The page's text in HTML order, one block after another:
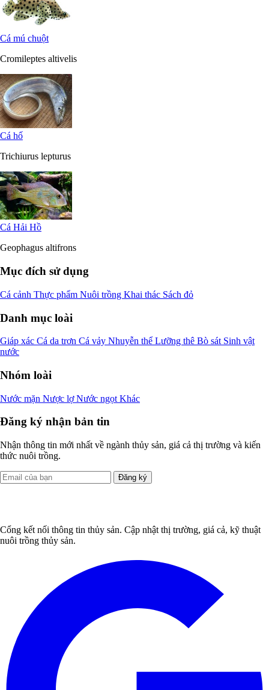
Cá mú chuột
Cromileptes altivelis
Cá hố
Trichiurus lepturus
Cá Hải Hồ
Geophagus altifrons
Mục đích sử dụng
Cá cảnh Thực phẩm Nuôi trồng Khai thác Sách đỏ
Danh mục loài
Giáp xác Cá da trơn Cá vảy Nhuyễn thể Lưỡng thê Bò sát Sinh vật
nước
Nhóm loài
Nước mặn Nược lợNước ngọt Khác
Đăng ký nhận bản tin
Nhận thông tin mới nhất về ngành thủy sản, giá cả thị trường và kiến
thức nuôi trồng.
Đăng ký
Cổng kết nối thông tin thủy sản. Cập nhật thị trường, giá cả, kỹ thuật
nuôi trồng thủy sản.